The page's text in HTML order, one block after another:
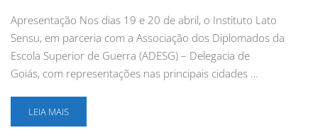
Apresentação Nos dias 19 e 20 de abril, o Instituto Lato
Sensu, em parceria com a Associação dos Diplomados da
Escola Superior de Guerra (ADESG) – Delegacia de
Goiás, com representações nas principais cidades …
LEIA MAIS